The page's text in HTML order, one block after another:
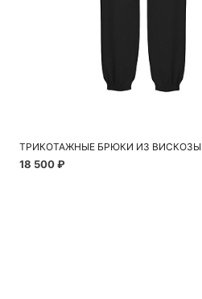
Добавить в корзину
ТРИКОТАЖНЫЕ БРЮКИ ИЗ ВИСКОЗЫ
18 500 ₽